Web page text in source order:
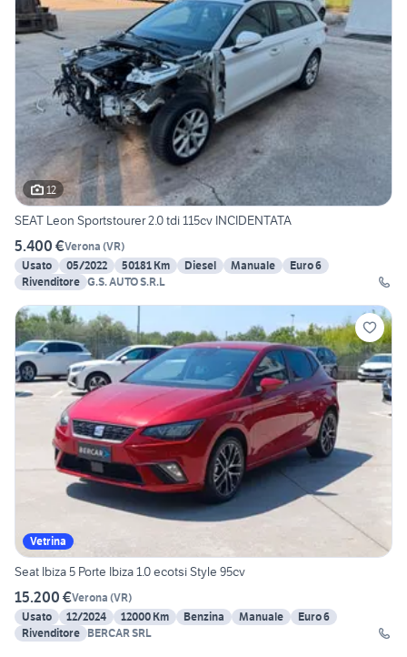
12
SEAT Leon Sportstourer 2.0 tdi 115cv INCIDENTATA
5.400 €Verona (VR)
Usato
05/2022 50181 Km Diesel Manuale
Euro 6
Rivenditore G.S. AUTO S.R.L
Vetrina
Seat Ibiza 5 Porte Ibiza 1.0 ecotsi Style 95cv
15.200 €Verona (VR)
Usato
12/2024 12000 Km Benzina Manuale
Euro 6
Rivenditore BERCAR SRL